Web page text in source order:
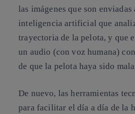
las imágenesque son enviadas
inteligencia artificial que
trayectoria de la pelota, y que
un audio (con voz humana)
de que la pelota haya sido
De nuevo, las herramientas
para facilitar el día a día de la